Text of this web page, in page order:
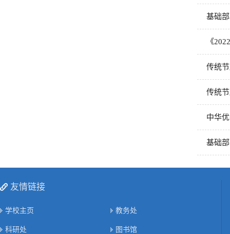
基础
《
传统
传统
中华
基础
友情链接
学校主页 教务处
科研处 图书馆